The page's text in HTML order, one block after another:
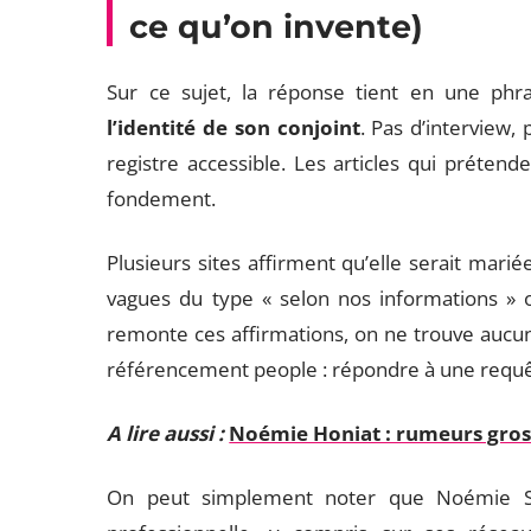
ce qu’on invente)
Sur ce sujet, la réponse tient en une
l’identité de son conjoint. Pas
registre accessible. Les articles qui
fondement.
Plusieurs sites affirment qu’elle serait
vagues du type « selon nos informations »
remonte ces affirmations, on ne trouve
référencement people : répondre à une
A lire aussi : Noémie Honiat : rumeurs
On peut simplement noter que Noémie